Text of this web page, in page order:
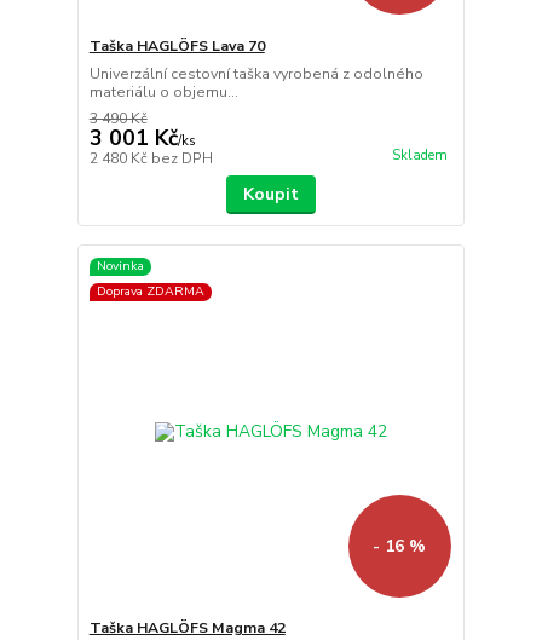
Taška HAGLÖFS Lava 70
Univerzální cestovní taška vyrobená z odolného
materiálu o objemu...
3 490 Kč
3 001 Kč/ks
2 480 Kč bez DPH Skladem
Koupit
Novinka
Doprava ZDARMA
- 16 %
Taška HAGLÖFS Magma 42